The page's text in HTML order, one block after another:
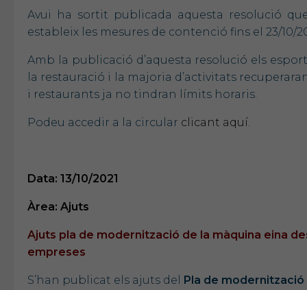
Avui ha sortit publicada aquesta resolució
estableix les mesures de contenció fins el 23/10/
Amb la publicació d’aquesta resolució els
la restauració i la majoria d’activitats
i restaurants ja no tindran límits horaris.
Podeu accedir a la circular clicant aquí.
Data: 13/10/2021
Àrea: Ajuts
Ajuts pla de modernització de la màquina eina
empreses
S’han publicat els ajuts del Pla de